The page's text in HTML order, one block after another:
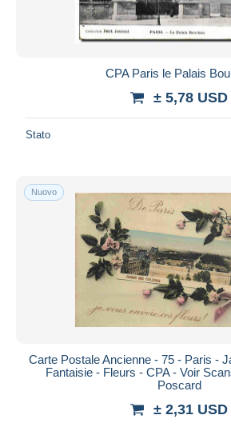
CPA Paris le Palais
± 5,78 USD
Stato
Nuovo
Carte Postale Ancienne - 75 - Paris -
Fantaisie - Fleurs - CPA - Voir
Poscard
± 2,31 USD